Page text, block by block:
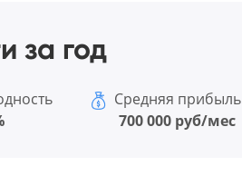
за год
Средняя прибыль
700 000 руб/мес